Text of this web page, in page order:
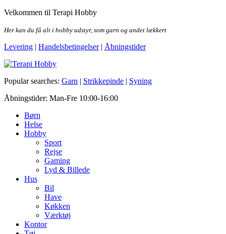
Skip
the
Velkommen til Terapi Hobby
Her kan du få alt i hobby udstyr, som garn og andet lækkert
Levering | Handelsbetingelser| Åbningstider
Terapi Hobby
Popular searches: Garn | Strikkepinde | Syning
Åbningstider: Man-Fre 10:00-16:00
Børn
Helse
Hobby
Sport
Rejse
Gaming
Lyd & Billede
Hus
Bil
Have
Køkken
Værktøj
Kontor